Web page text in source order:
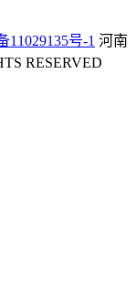
11029135号-1 河南
RESERVED